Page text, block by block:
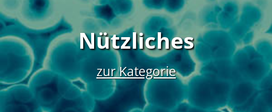
Nützliches
zur Kategorie